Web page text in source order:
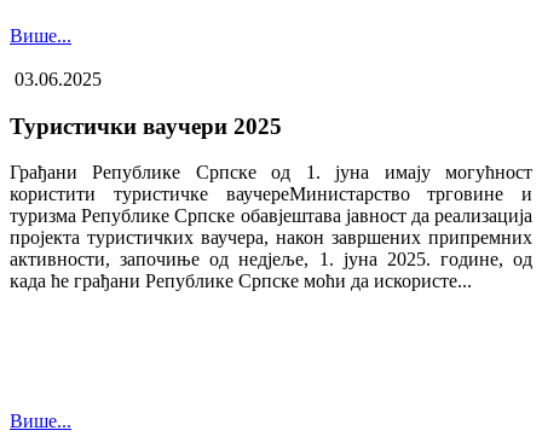
Више...
03.06.2025
Туристички ваучери 2025
Грађани Републике Српске од 1. јуна имају могућност
користити туристичке ваучере​Министарство трговине и
туризма Републике Српске обавјештава јавност да реализација
пројекта туристичких ваучера, након завршених припремних
активности, започиње од недјеље, 1. јуна 2025. године, од
када ће грађани Републике Српске моћи да искористе...
Више...